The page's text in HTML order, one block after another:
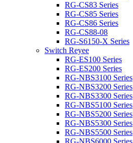
RG-CS83 Series
RG-CS85 Series
RG-CS86 Series
RG-CS88-08
RG-S6150-X Series
Switch Reyee
RG-ES100 Series
RG-ES200 Series
RG-NBS3100 Series
RG-NBS3200 Series
RG-NBS3300 Series
RG-NBS5100 Series
RG-NBS5200 Series
RG-NBS5300 Series
RG-NBS5500 Series
RG-NBS6000 Series